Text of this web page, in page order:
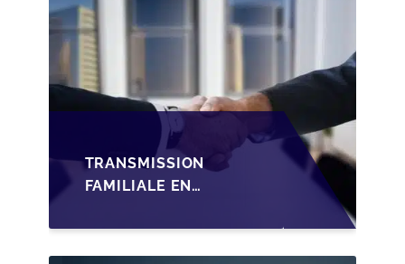
TRANSMISSION
FAMILIALE EN
STRUCTURER LA
CESSION DES PARTS